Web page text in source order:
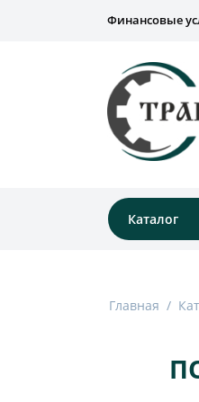
Финансовые
Каталог
Главная /